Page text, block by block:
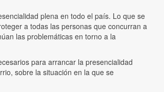
plena en todo el país. Lo que se
a todas las personas que concurran a
las problemáticas en torno a la
para arrancar la presencialidad
sobre la situación en la que se